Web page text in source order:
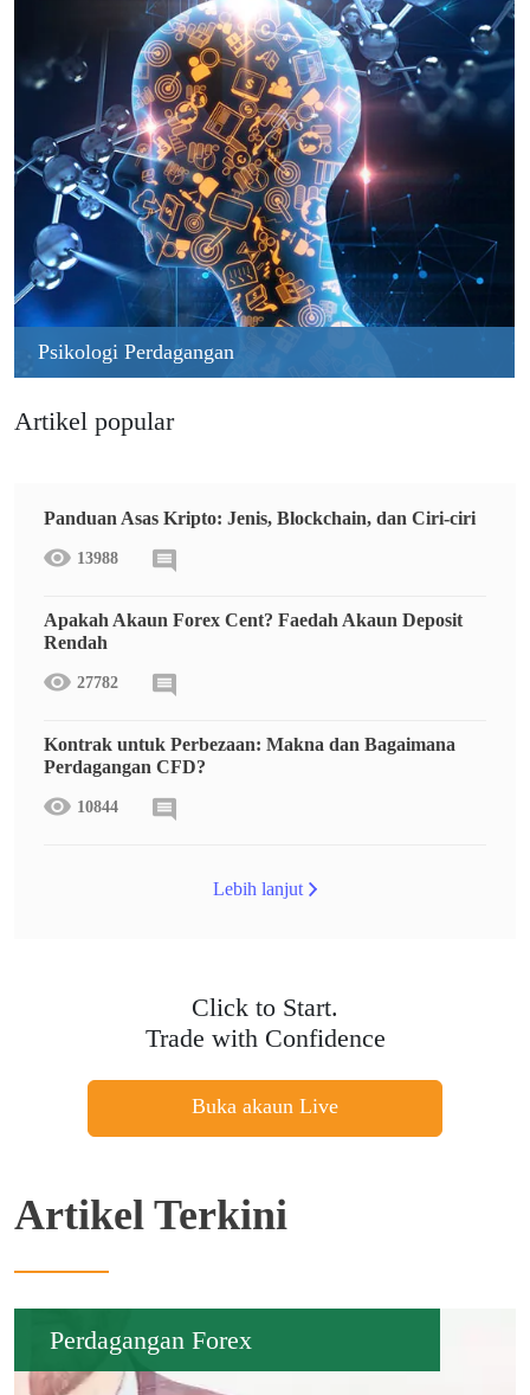
Psikologi Perdagangan
Artikel popular
Panduan Asas Kripto: Jenis, Blockchain, dan Ciri-ciri
13988
Apakah Akaun Forex Cent? Faedah Akaun Deposit
Rendah
27782
Kontrak untuk Perbezaan: Makna dan Bagaimana
Perdagangan CFD?
10844
Lebih lanjut
Click to Start.
Trade with Confidence
Buka akaun Live
Artikel Terkini
Perdagangan Forex